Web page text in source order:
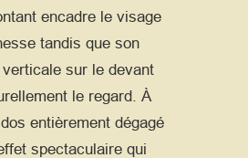
encadre le visage
tandis que son
sur le devant
le regard. À
entièrement dégagé
spectaculaire qui